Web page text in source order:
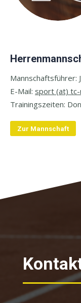
Mannschaftsführer:
E-Mail: sport (at)
Trainingszeiten:
Zur Mannschaft